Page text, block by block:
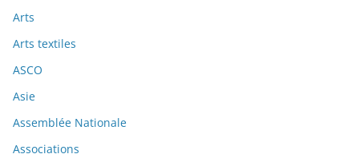
Arts
Arts textiles
ASCO
Asie
Assemblée Nationale
Associations